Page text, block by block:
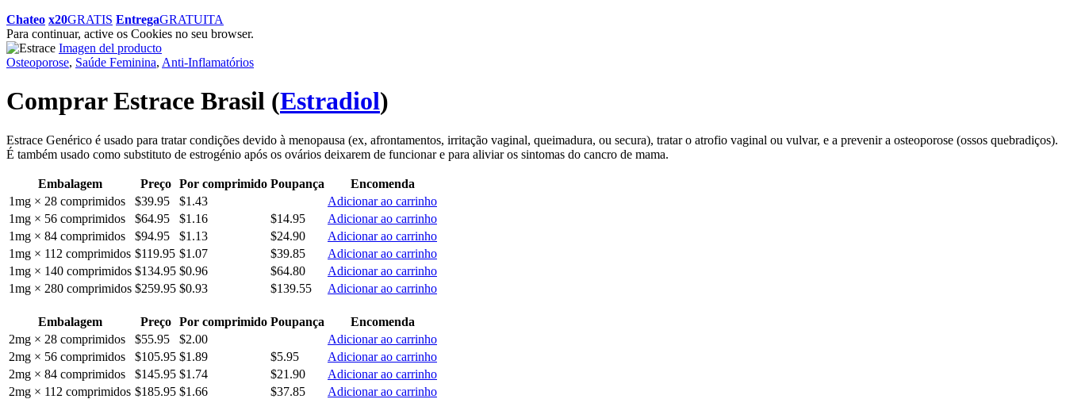
Chateo x20GRATIS EntregaGRATUITA
Para continuar, active os Cookies no seu browser.
Imagen del producto
Osteoporose, Saúde Feminina, Anti-Inflamatórios
Comprar Estrace Brasil (Estradiol)
Estrace Genérico é usado para tratar condições devido à menopausa (ex, afrontamentos, irritação vaginal, queimadura, ou secura), tratar o atrofio vaginal ou vulvar, e a prevenir a osteoporose (ossos quebradiços).
É também usado como substituto de estrogénio após os ovários deixarem de funcionar e para aliviar os sintomas do cancro de mama.
Embalagem Preço Por comprimido Poupança
Encomenda
1mg × 28 comprimidos
$39.95 $1.43
Adicionar ao carrinho
1mg × 56 comprimidos
$64.95 $1.16 $14.95
Adicionar ao carrinho
1mg × 84 comprimidos
$94.95 $1.13 $24.90
Adicionar ao carrinho
1mg × 112 comprimidos $119.95 $1.07 $39.85
Adicionar ao carrinho
1mg × 140 comprimidos $134.95 $0.96 $64.80
Adicionar ao carrinho
1mg × 280 comprimidos $259.95 $0.93 $139.55 Adicionar ao carrinho
Embalagem Preço Por comprimido Poupança
Encomenda
2mg × 28 comprimidos
$55.95 $2.00
Adicionar ao carrinho
2mg × 56 comprimidos
$105.95 $1.89 $5.95
Adicionar ao carrinho
2mg × 84 comprimidos
$145.95 $1.74 $21.90
Adicionar ao carrinho
2mg × 112 comprimidos $185.95 $1.66 $37.85
Adicionar ao carrinho